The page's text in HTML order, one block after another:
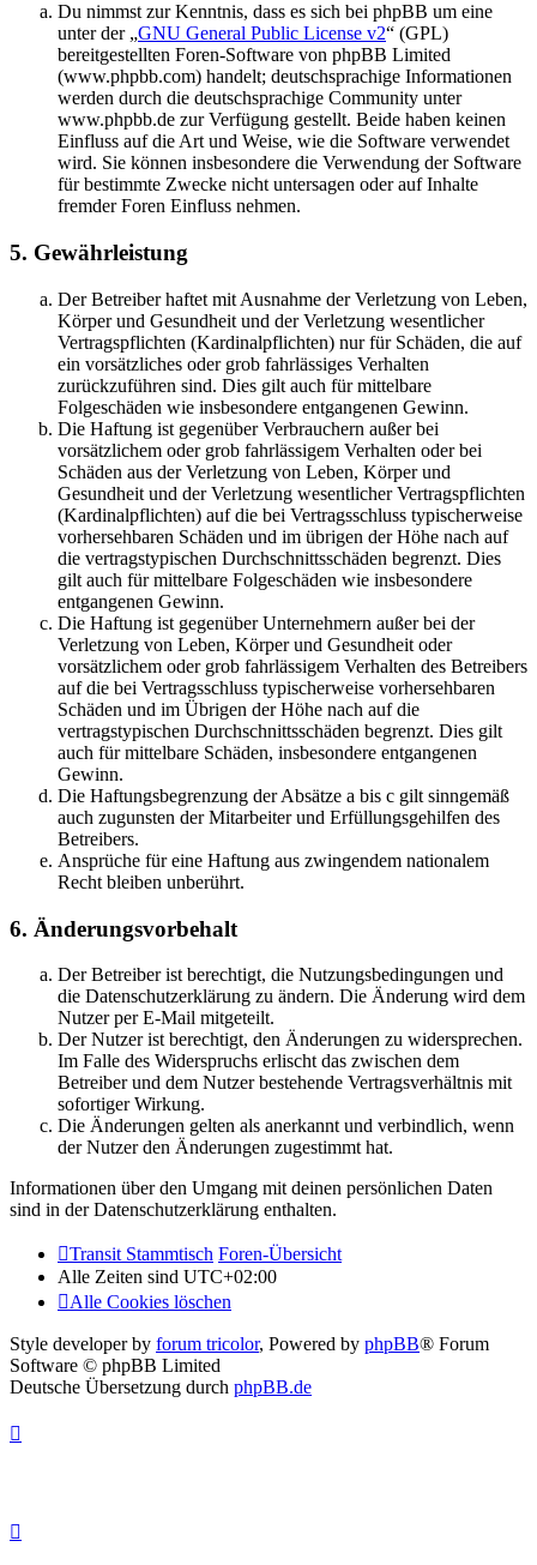
Du nimmst zur Kenntnis, dass es sich bei phpBB um eine
unter der „GNU General Public License v2“ (GPL)
bereitgestellten Foren-Software von phpBB Limited
(www.phpbb.com) handelt; deutschsprachige Informationen
werden durch die deutschsprachige Community unter
www.phpbb.de zur Verfügung gestellt. Beide haben keinen
Einfluss auf die Art und Weise, wie die Software verwendet
wird. Sie können insbesondere die Verwendung der Software
für bestimmte Zwecke nicht untersagen oder auf Inhalte
fremder Foren Einfluss nehmen.
5. Gewährleistung
Der Betreiber haftet mit Ausnahme der Verletzung von Leben,
Körper und Gesundheit und der Verletzung wesentlicher
Vertragspflichten (Kardinalpflichten) nur für Schäden, die auf
ein vorsätzliches oder grob fahrlässiges Verhalten
zurückzuführen sind. Dies gilt auch für mittelbare
Folgeschäden wie insbesondere entgangenen Gewinn.
Die Haftung ist gegenüber Verbrauchern außer bei
vorsätzlichem oder grob fahrlässigem Verhalten oder bei
Schäden aus der Verletzung von Leben, Körper und
Gesundheit und der Verletzung wesentlicher Vertragspflichten
(Kardinalpflichten) auf die bei Vertragsschluss typischerweise
vorhersehbaren Schäden und im übrigen der Höhe nach auf
die vertragstypischen Durchschnittsschäden begrenzt. Dies
gilt auch für mittelbare Folgeschäden wie insbesondere
entgangenen Gewinn.
Die Haftung ist gegenüber Unternehmern außer bei der
Verletzung von Leben, Körper und Gesundheit oder
vorsätzlichem oder grob fahrlässigem Verhalten des Betreibers
auf die bei Vertragsschluss typischerweise vorhersehbaren
Schäden und im Übrigen der Höhe nach auf die
vertragstypischen Durchschnittsschäden begrenzt. Dies gilt
auch für mittelbare Schäden, insbesondere entgangenen
Gewinn.
Die Haftungsbegrenzung der Absätze a bis c gilt sinngemäß
auch zugunsten der Mitarbeiter und Erfüllungsgehilfen des
Betreibers.
Ansprüche für eine Haftung aus zwingendem nationalem
Recht bleiben unberührt.
6. Änderungsvorbehalt
Der Betreiber ist berechtigt, die Nutzungsbedingungen und
die Datenschutzerklärung zu ändern. Die Änderung wird dem
Nutzer per E-Mail mitgeteilt.
Der Nutzer ist berechtigt, den Änderungen zu widersprechen.
Im Falle des Widerspruchs erlischt das zwischen dem
Betreiber und dem Nutzer bestehende Vertragsverhältnis mit
sofortiger Wirkung.
Die Änderungen gelten als anerkannt und verbindlich, wenn
der Nutzer den Änderungen zugestimmt hat.
Informationen über den Umgang mit deinen persönlichen Daten
sind in der Datenschutzerklärung enthalten.
Transit Stammtisch Foren-Übersicht
Alle Zeiten sind UTC+02:00
Alle Cookies löschen
Style developer by forum tricolor, Powered by phpBB® Forum
Software © phpBB Limited
Deutsche Übersetzung durch phpBB.de